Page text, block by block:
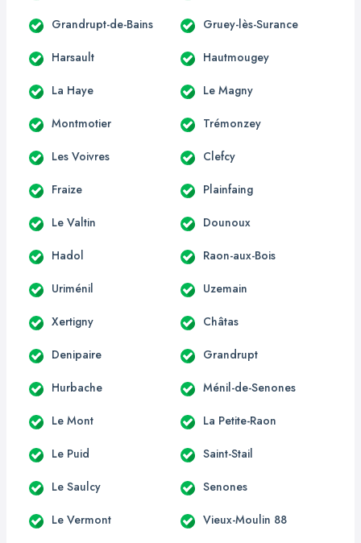
Grandrupt-de-Bains Gruey-lès-Surance
Harsault Hautmougey
La Haye Le Magny
Montmotier Trémonzey
Les Voivres Clefcy
Fraize Plainfaing
Le Valtin Dounoux
Hadol Raon-aux-Bois
Uriménil Uzemain
Xertigny Châtas
Denipaire Grandrupt
Hurbache Ménil-de-Senones
Le Mont La Petite-Raon
Le Puid Saint-Stail
Le Saulcy Senones
Le Vermont Vieux-Moulin 88